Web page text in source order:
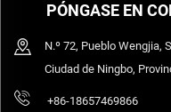
PÓNGASE EN
N.º 72, Pueblo Wengjia,
Ciudad de Ningbo,
+86-18657469866